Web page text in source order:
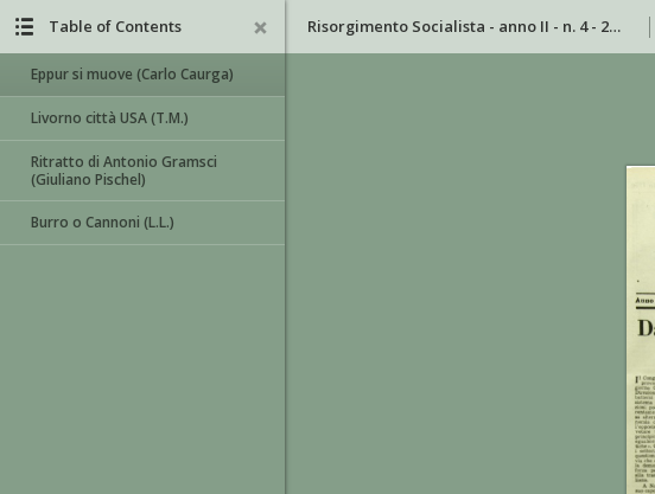
Risorgimento Socialista - anno II - n. 4 - 26 gennaio 1952
Table of Contents
Eppur si muove (Carlo Caurga)
Livorno città USA (T.M.)
Ritratto di Antonio Gramsci
(Giuliano Pischel)
Burro o Cannoni (L.L.)